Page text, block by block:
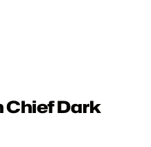
Dark